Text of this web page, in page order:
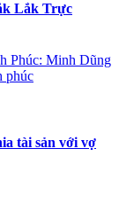
Lắk Trực
Phúc: Minh Dũng
phúc
tài sản với vợ